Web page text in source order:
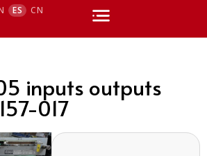
ES CN
inputs outputs
017